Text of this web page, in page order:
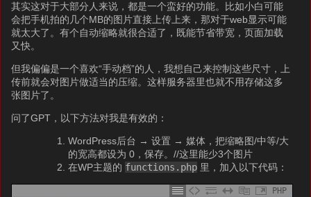
其实这对于大部分人来说，都是一个蛮好的功能。比如小白可能
会把手机拍的几个MB的图片直接上传上来，那对于web显示可能
就太大了。有个自动缩略就很合适了，既能节省带宽，页面加载
又快。
但我偏偏是一个喜欢“手动档”的人，我想自己来控制这些尺寸，上
传前就会对图片做适当的压缩。这样服务器里也就不用存储这多
张图片了。
问了GPT，以下方法对我是有效的：
WordPress后台 → 设置 → 媒体，把缩略图/中等/大
的宽高都设为 0，保存。//这里能少3个图片
在WP主题的 functions.php 里，加入以下代码：
PHP